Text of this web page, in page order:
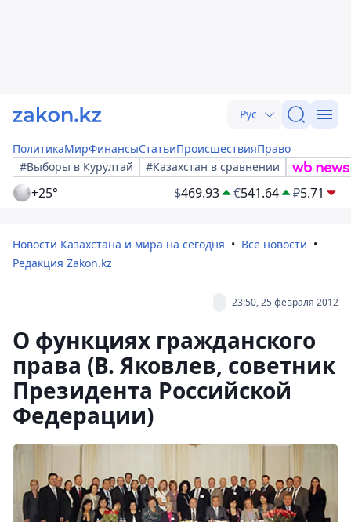
Рус
ПолитикаМирФинансыСтатьиПроисшествияПраво
#Выборы в Курултай
#Казахстан в сравнении
+25° $469.93 €541.64 ₽5.71
Новости Казахстана и мира на сегодня
Все новости
Редакция Zakon.kz
23:50, 25 февраля 2012
О функциях гражданского
права (В. Яковлев, советник
Президента Российской
Федерации)